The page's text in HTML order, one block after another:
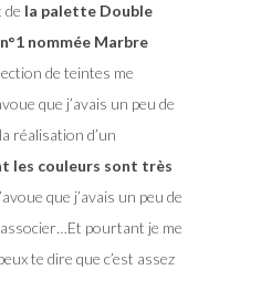
de la palette Double
nommée Marbre
de teintes me
que j’avais un peu de
réalisation d’un
les couleurs sont très
que j’avais un peu de
pourtant je me
te dire que c’est assez